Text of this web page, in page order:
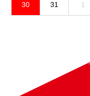
30 31 1